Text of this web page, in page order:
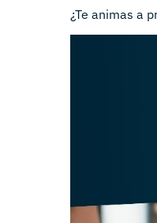
¿Te animas a